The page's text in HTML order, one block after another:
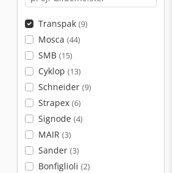
Transpak (9)
Mosca (44)
SMB (15)
Cyklop (13)
Schneider (9)
Strapex (6)
Signode (4)
MAIR (3)
Sander (3)
Bonfiglioli (2)